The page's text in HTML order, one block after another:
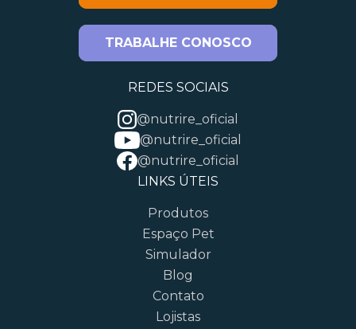
TRABALHE CONOSCO
REDES SOCIAIS
@nutrire_oficial
@nutrire_oficial
@nutrire_oficial
LINKS ÚTEIS
Produtos
Espaço Pet
Simulador
Blog
Contato
Lojistas